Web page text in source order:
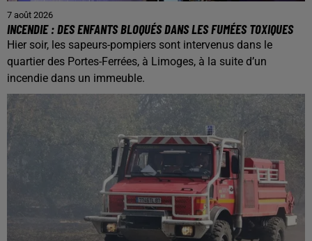
7 août 2026
INCENDIE : DES ENFANTS BLOQUÉS DANS LES FUMÉES TOXIQUES
Hier soir, les sapeurs-pompiers sont intervenus dans le
quartier des Portes-Ferrées, à Limoges, à la suite d’un
incendie dans un immeuble.